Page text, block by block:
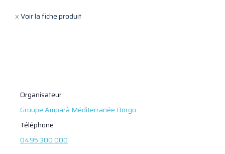
xVoir la fiche produit
Organisateur
Groupe Amparà Méditerranée Borgo
Téléphone :
0495 300 000